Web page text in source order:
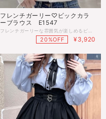
フレンチガーリー♡ビックカラ
ーブラウス E1547
20%OFF ¥3,920